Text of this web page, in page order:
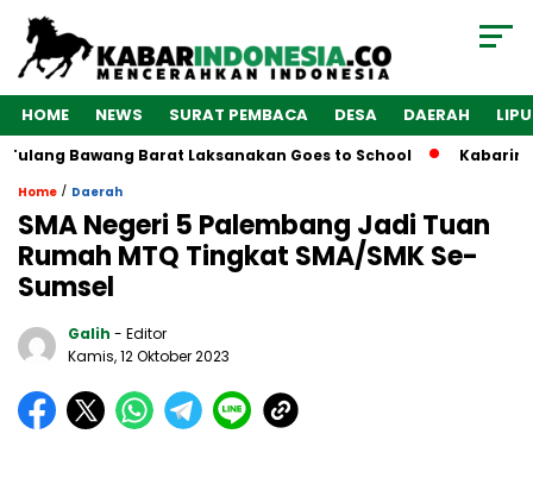
HOME NEWS SURAT PEMBACA DESA DAERAH
Bawang Barat Laksanakan Goes to School
Home / Daerah
SMA Negeri 5 Palembang Jadi Tuan
Rumah MTQ Tingkat SMA/SMK Se-
Sumsel
Galih - Editor
Kamis, 12 Oktober 2023